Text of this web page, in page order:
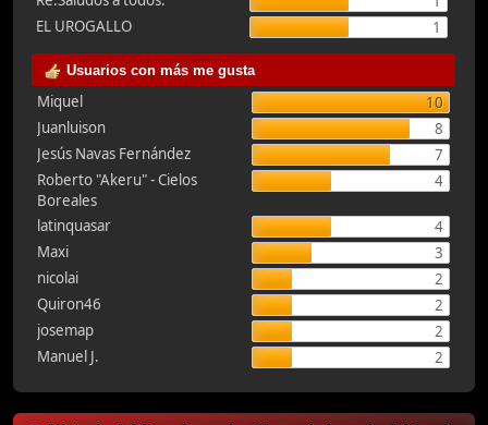
EL UROGALLO
1
Usuarios con más me gusta
Miquel
10
Juanluison
8
Jesús Navas Fernández
7
Roberto "Akeru" - Cielos
Boreales
4
latinquasar
4
Maxi
3
nicolai
2
Quiron46
2
josemap
2
Manuel J.
2